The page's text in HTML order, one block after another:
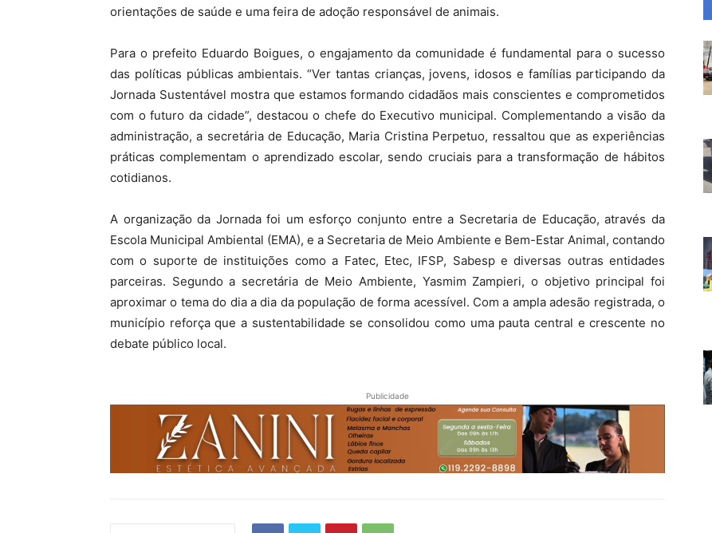
orientações de saúde e uma feira de adoção responsável de animais.
Para o prefeito Eduardo Boigues, o engajamento da comunidade é fundamental para o sucesso
das políticas públicas ambientais. “Ver tantas crianças, jovens, idosos e famílias participando da
Jornada Sustentável mostra que estamos formando cidadãos mais conscientes e comprometidos
com o futuro da cidade”, destacou o chefe do Executivo municipal. Complementando a visão da
administração, a secretária de Educação, Maria Cristina Perpetuo, ressaltou que as experiências
práticas complementam o aprendizado escolar, sendo cruciais para a transformação de hábitos
cotidianos.
A organização da Jornada foi um esforço conjunto entre a Secretaria de Educação, através da
Escola Municipal Ambiental (EMA), e a Secretaria de Meio Ambiente e Bem-Estar Animal, contando
com o suporte de instituições como a Fatec, Etec, IFSP, Sabesp e diversas outras entidades
parceiras. Segundo a secretária de Meio Ambiente, Yasmim Zampieri, o objetivo principal foi
aproximar o tema do dia a dia da população de forma acessível. Com a ampla adesão registrada, o
município reforça que a sustentabilidade se consolidou como uma pauta central e crescente no
debate público local.
Publicidade